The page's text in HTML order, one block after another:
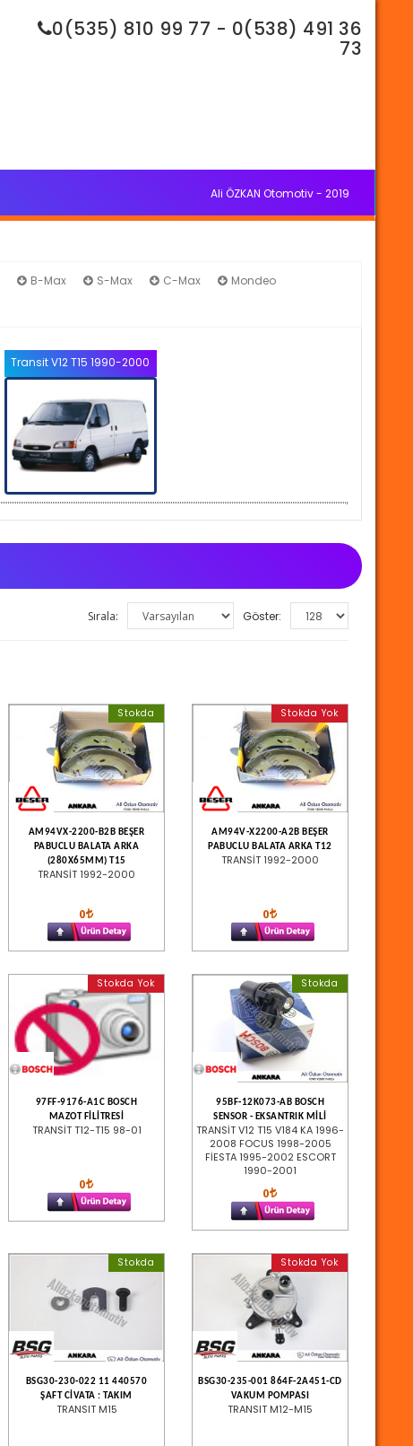
0(535) 810 99 77 - 0(538) 491 36
73
Ali ÖZKAN Otomotiv - 2019
B-Max S-Max C-Max
Mondeo
Transit V12 T15 1990-2000
Göster:
Sırala:
Stokda
AM94VX-2200-B2B BEŞER
PABUCLU BALATA ARKA
(280X65MM) T15
TRANSİT 1992-2000
0
Stokda Yok
AM94V-X2200-A2B BEŞER
PABUCLU BALATA ARKA T12
TRANSİT 1992-2000
0
Stokda Yok
97FF-9176-A1C BOSCH
MAZOT FİLİTRESİ
TRANSİT T12-T15 98-01
0
Stokda
95BF-12K073-AB BOSCH
SENSOR - EKSANTRIK MİLİ
TRANSİT V12 T15 V184 KA 1996-
2008 FOCUS 1998-2005
FİESTA 1995-2002 ESCORT
1990-2001
0
Stokda
BSG30-230-022 11 440570
ŞAFT CİVATA : TAKIM
TRANSIT M15
Stokda Yok
BSG30-235-001 864F-2A451-CD
VAKUM POMPASI
TRANSIT M12-M15